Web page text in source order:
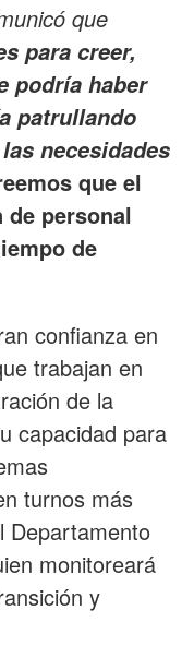
que
para creer,
podría haber
patrullando
necesidades
que el
de personal
de
confianza en
trabajan en
de la
capacidad para
turnos más
Departamento
monitoreará
y